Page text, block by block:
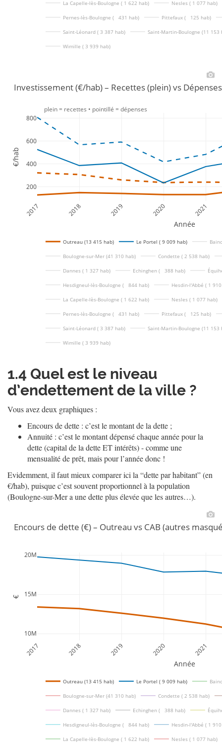
La Capelle-lès-Boulogne ( 1 622 hab) Nesles ( 1 077 hab)
Pernes-lès-Boulogne (   431 hab) Pittefaux (   125 hab)
Saint-Léonard ( 3 387 hab) Saint-Martin-Boulogne (11 153
Wimille ( 3 939 hab)
2017 2018 2019 2020 2021
200
400
600
800
Outreau (13 415 hab) Le Portel ( 9 009 hab)
Boulogne-sur-Mer (41 310 hab) Condette ( 2 538 hab)
Dannes ( 1 327 hab) Echinghen (   388 hab)
Hesdigneul-lès-Boulogne (   844 hab) Hesdin-l'Abbé ( 1
La Capelle-lès-Boulogne ( 1 622 hab) Nesles ( 1 077 hab)
Pernes-lès-Boulogne (   431 hab) Pittefaux (   125 hab)
Saint-Léonard ( 3 387 hab) Saint-Martin-Boulogne (11 153
Wimille ( 3 939 hab)
Investissement (€/hab) – Recettes (plein) vs
Année
€/hab
plein = recettes • pointillé = dépenses
1.4 Quel est le niveau
d’endettement de la ville ?
Vous avez deux graphiques :
Encours de dette : c’est le montant de la dette ;
Annuité : c’est le montant dépensé chaque année pour la
dette (capital de la dette ET intérêts) - comme une
mensualité de prêt, mais pour l’année donc !
Evidemment, il faut mieux comparer ici la “dette par habitant” (en
€/hab), puisque c’est souvent proportionnel à la population
(Boulogne-sur-Mer a une dette plus élevée que les autres…).
2017 2018 2019 2020 2021
10M
15M
20M
Outreau (13 415 hab) Le Portel ( 9 009 hab)
Boulogne-sur-Mer (41 310 hab) Condette ( 2 538 hab)
Dannes ( 1 327 hab) Echinghen (   388 hab)
Hesdigneul-lès-Boulogne (   844 hab) Hesdin-l'Abbé ( 1
La Capelle-lès-Boulogne ( 1 622 hab) Nesles ( 1 077 hab)
Encours de dette (€) – Outreau vs CAB (autres
Année
€